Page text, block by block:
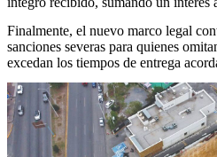
Finalmente, el nuevo marco legal
sanciones severas para quienes
excedan los tiempos de entrega